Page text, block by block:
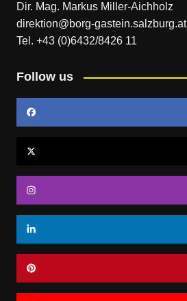
Dir. Mag. Markus Miller-Aichholz
direktion@borg-gastein.salzburg.at
Tel. +43 (0)6432/8426 11
Follow us